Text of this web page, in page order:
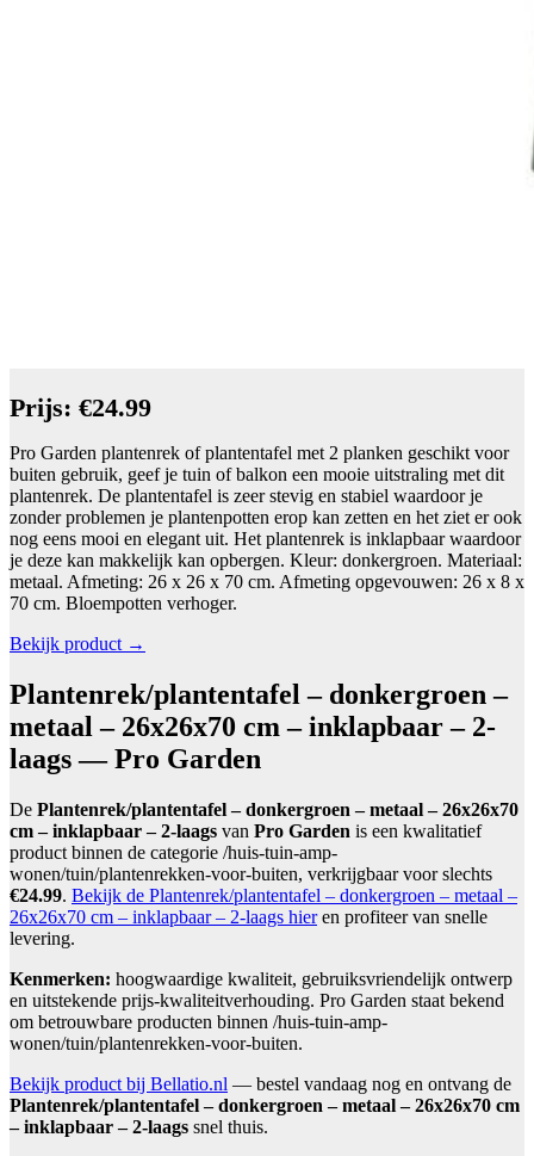
Prijs: €24.99
Pro Garden plantenrek of plantentafel met 2 planken geschikt voor
buiten gebruik, geef je tuin of balkon een mooie uitstraling met dit
plantenrek. De plantentafel is zeer stevig en stabiel waardoor je
zonder problemen je plantenpotten erop kan zetten en het ziet er ook
nog eens mooi en elegant uit. Het plantenrek is inklapbaar waardoor
je deze kan makkelijk kan opbergen. Kleur: donkergroen. Materiaal:
metaal. Afmeting: 26 x 26 x 70 cm. Afmeting opgevouwen: 26 x 8 x
70 cm. Bloempotten verhoger.
Bekijk product →
Plantenrek/plantentafel – donkergroen –
metaal – 26x26x70 cm – inklapbaar – 2-
laags — Pro Garden
De Plantenrek/plantentafel – donkergroen – metaal – 26x26x70
cm – inklapbaar – 2-laags van Pro Garden is een kwalitatief
product binnen de categorie /huis-tuin-amp-
wonen/tuin/plantenrekken-voor-buiten, verkrijgbaar voor slechts
€24.99. Bekijk de Plantenrek/plantentafel – donkergroen – metaal –
26x26x70 cm – inklapbaar – 2-laags hieren profiteer van snelle
levering.
Kenmerken: hoogwaardige kwaliteit, gebruiksvriendelijk ontwerp
en uitstekende prijs-kwaliteitverhouding. Pro Garden staat bekend
om betrouwbare producten binnen /huis-tuin-amp-
wonen/tuin/plantenrekken-voor-buiten.
Bekijk product bij Bellatio.nl — bestel vandaag nog en ontvang de
Plantenrek/plantentafel – donkergroen – metaal – 26x26x70 cm
– inklapbaar – 2-laags snel thuis.